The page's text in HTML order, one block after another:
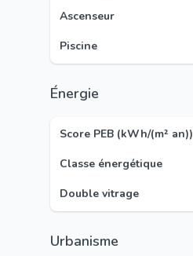
Ascenseur
Piscine
Énergie
Score PEB (kWh/(m² an))
Classe énergétique
Double vitrage
Urbanisme